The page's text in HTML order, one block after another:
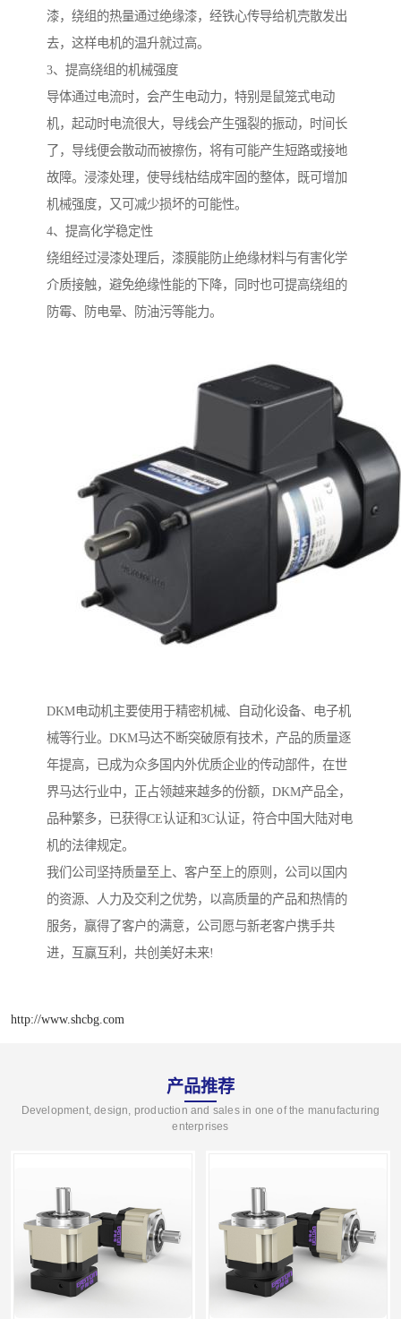
漆，绕组的热量通过绝缘漆，经铁心传导给机壳散发出
去，这样电机的温升就过高。
3、提高绕组的机械强度
导体通过电流时，会产生电动力，特别是鼠笼式电动
机，起动时电流很大，导线会产生强裂的振动，时间长
了，导线便会散动而被擦伤，将有可能产生短路或接地
故障。浸漆处理，使导线枯结成牢固的整体，既可增加
机械强度，又可减少损坏的可能性。
4、提高化学稳定性
绕组经过浸漆处理后，漆膜能防止绝缘材料与有害化学
介质接触，避免绝缘性能的下降，同时也可提高绕组的
防霉、防电晕、防油污等能力。
DKM电动机主要使用于精密机械、自动化设备、电子机
械等行业。DKM马达不断突破原有技术，产品的质量逐
年提高，已成为众多国内外优质企业的传动部件，在世
界马达行业中，正占领越来越多的份额，DKM产品全，
品种繁多，已获得CE认证和3C认证，符合中国大陆对电
机的法律规定。
我们公司坚持质量至上、客户至上的原则，公司以国内
的资源、人力及交利之优势，以高质量的产品和热情的
服务，赢得了客户的满意，公司愿与新老客户携手共
进，互赢互利，共创美好未来!
http://www.shcbg.com
产品推荐
Development, design, production and sales in one of the manufacturing
enterprises